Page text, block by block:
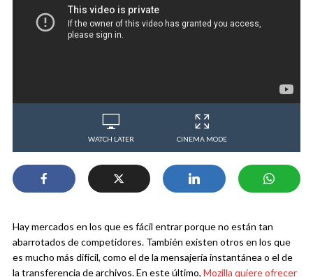
WATCH LATER CINEMA MODE
Hay mercados en los que es fácil entrar porque no están tan
abarrotados de competidores. También existen otros en los que
es mucho más difícil, como el de la mensajería instantánea o el de
la transferencia de archivos. En este último, Mozilla quiere ofrecer